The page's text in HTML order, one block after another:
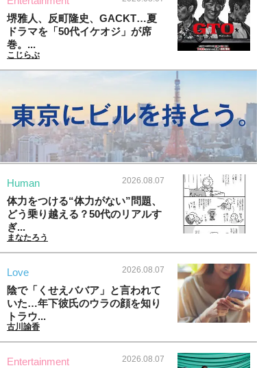
堺雅人、反町隆史、GACKT…夏
ドラマを「50代イケオジ」が席
巻。...
こじらぶ
Human 2026.08.07
体力をつける“体力がない”問題、
どう乗り越える？50代のリアルす
ぎ...
まなたろう
Love 2026.08.07
陰で「くせえババア」と言われて
いた…年下彼氏のウラの顔を知り
トラウ...
古川諭香
Entertainment 2026.08.07